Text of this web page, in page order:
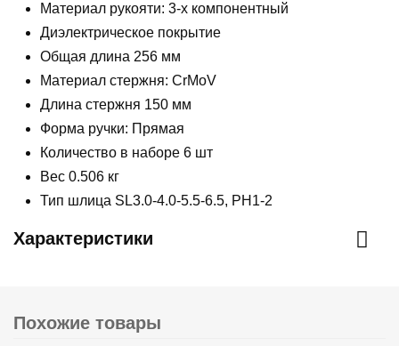
Материал рукояти: 3-х компонентный
Диэлектрическое покрытие
Общая длина 256 мм
Материал стержня: CrMoV
Длина стержня 150 мм
Форма ручки: Прямая
Количество в наборе 6 шт
Вес 0.506 кг
Тип шлица SL3.0-4.0-5.5-6.5, PH1-2
Характеристики
Похожие товары